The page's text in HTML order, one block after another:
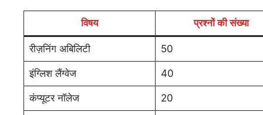
विषय प्रश्नों की संख्या
रीज़निंग अबिलिटी 50
इंग्लिश लैंग्वेज 40
कंप्यूटर नॉलेज 20